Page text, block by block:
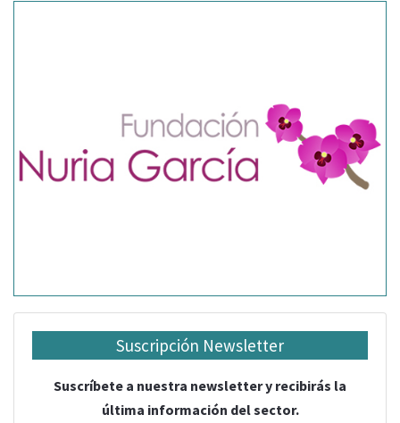
Suscripción Newsletter
Suscríbete a nuestra newsletter y recibirás la
última información del sector.